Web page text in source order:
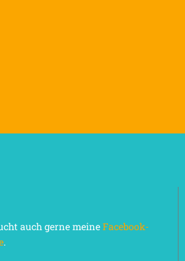
auch gerne meineFacebook-
.